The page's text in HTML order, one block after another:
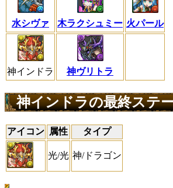
水シヴァ 木ラクシュミー 火パール
神インドラ 神ヴリトラ
神インドラの最終ステ
アイコン 属性 タイプ
光/光 神/ドラゴン